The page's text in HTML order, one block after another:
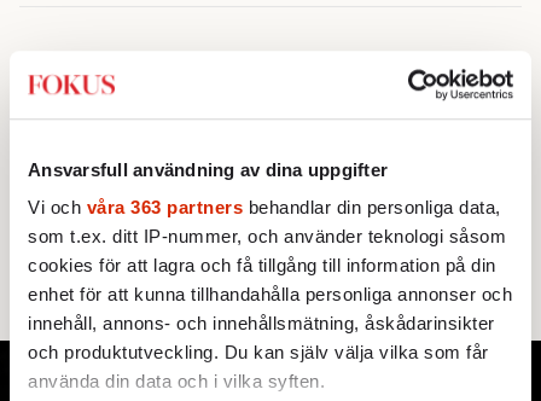
Ansvarsfull användning av dina uppgifter
Vi och våra 363 partners behandlar din personliga data,
som t.ex. ditt IP-nummer, och använder teknologi såsom
cookies för att lagra och få tillgång till information på din
enhet för att kunna tillhandahålla personliga annonser och
innehåll, annons- och innehållsmätning, åskådarinsikter
och produktutveckling. Du kan själv välja vilka som får
använda din data och i vilka syften.
Hur mycket vänsterpolitik tål
Centern?
Bakom regeringsfrågan finns stora konflikter
om skatter, vinster i välfärden, migration
och energi. Avståndet mellan C och de
rödgröna partierna är fortfarande stort.